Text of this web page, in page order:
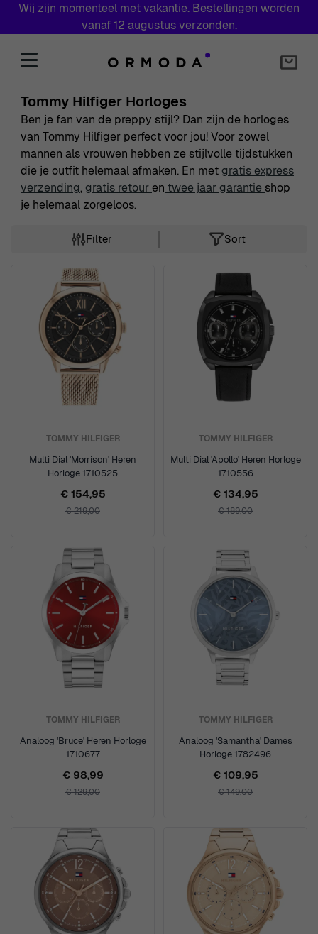
Wij zijn momenteel met vakantie. Bestellingen worden
vanaf 12 augustus verzonden.
Tommy Hilfiger Horloges
Ben je fan van de preppy stijl? Dan zijn de horloges
van Tommy Hilfiger perfect voor jou! Voor zowel
mannen als vrouwen hebben ze stijlvolle tijdstukken
die je outfit helemaal afmaken. En met gratis express
verzending, gratis retouren twee jaar garantie shop
je helemaal zorgeloos.
Skip to product list
Filter Sort
TOMMY HILFIGER
Multi Dial 'Morrison' Heren
Horloge 1710525
€ 154,95
€ 219,00
TOMMY HILFIGER
Multi Dial 'Apollo' Heren Horloge
1710556
€ 134,95
€ 189,00
TOMMY HILFIGER
Analoog 'Bruce' Heren Horloge
1710677
€ 98,99
€ 129,00
TOMMY HILFIGER
Analoog 'Samantha' Dames
Horloge 1782496
€ 109,95
€ 149,00